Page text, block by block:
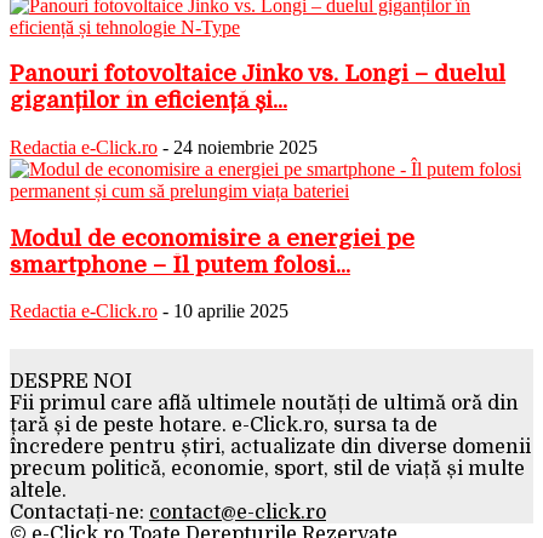
Panouri fotovoltaice Jinko vs. Longi – duelul
giganților în eficiență și...
Redactia e-Click.ro - 24 noiembrie 2025
Modul de economisire a energiei pe
smartphone – Îl putem folosi...
Redactia e-Click.ro - 10 aprilie 2025
DESPRE NOI
Fii primul care află ultimele noutăți de ultimă oră din
țară și de peste hotare. e-Click.ro, sursa ta de
încredere pentru știri, actualizate din diverse domenii
precum politică, economie, sport, stil de viață și multe
altele.
Contactați-ne: contact@e-click.ro